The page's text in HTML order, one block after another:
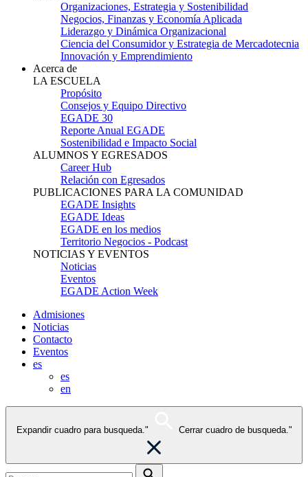
Organizaciones, Estrategia y Sostenibilidad
Negocios, Finanzas y Economía Aplicada
Liderazgo y Dinámica Organizacional
Ciencia del Consumidor y Estrategia de Mercadotecnia
Innovación y Emprendimiento
Acerca de
LA ESCUELA
Propósito
Consejos y Equipo Directivo
EGADE 30
Reporte Anual EGADE
Sostenibilidad e Impacto Social
ALUMNOS Y EGRESADOS
Career Hub
Relación con Egresados
PUBLICACIONES PARA LA COMUNIDAD
EGADE Insights
EGADE Ideas
EGADE en los medios
Territorio Negocios - Podcast
NOTICIAS Y EVENTOS
Noticias
Eventos
EGADE Action Week
Admisiones
Noticias
Contacto
Eventos
es
es
en
Expandir cuadro para busqueda." Cerrar cuadro de busqueda."